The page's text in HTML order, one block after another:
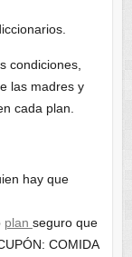
condiciones,
las madres y
cada plan.
hay que
plan seguro que
COMIDA